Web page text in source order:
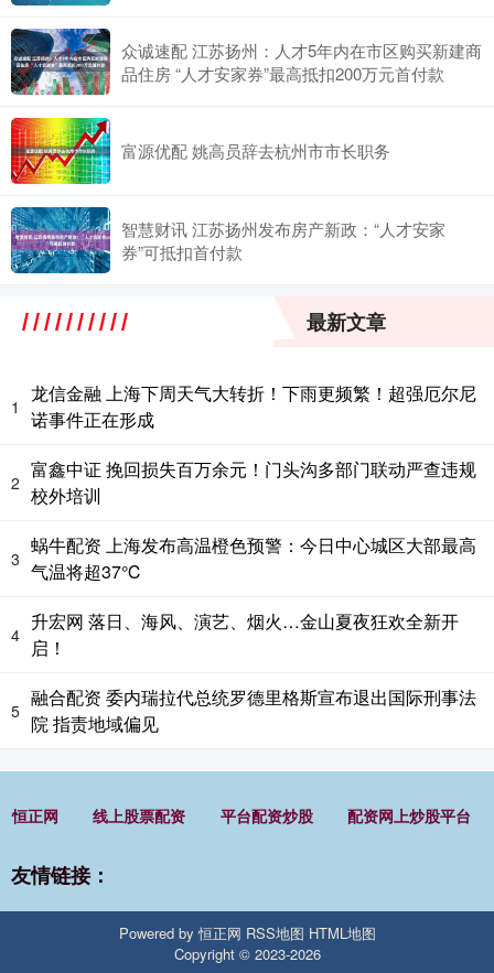
众诚速配 江苏扬州：人才5年内在市区购买新建商
品住房 “人才安家券”最高抵扣200万元首付款
富源优配 姚高员辞去杭州市市长职务
智慧财讯 江苏扬州发布房产新政：“人才安家
券”可抵扣首付款
最新文章
1
龙信金融 上海下周天气大转折！下雨更频繁！超强厄尔尼
诺事件正在形成
2
富鑫中证 挽回损失百万余元！门头沟多部门联动严查违规
校外培训
3
蜗牛配资 上海发布高温橙色预警：今日中心城区大部最高
气温将超37℃
4
升宏网 落日、海风、演艺、烟火…金山夏夜狂欢全新开
启！
5
融合配资 委内瑞拉代总统罗德里格斯宣布退出国际刑事法
院 指责地域偏见
恒正网 线上股票配资 平台配资炒股 配资网上炒股平台
友情链接：
Powered by恒正网 RSS地图 HTML地图
Copyright © 2023-2026